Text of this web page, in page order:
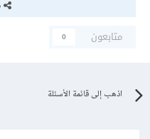
متابعون
0
اذهب إلى قائمة الأسئلة